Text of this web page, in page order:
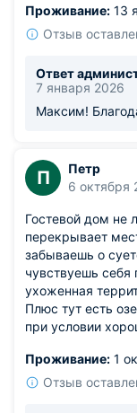
Проживание: 13
Отзыв
Ответ
7 января 2026
Максим!
П
Петр
6 октября
Гостевой дом не
перекрывает
забываешь о
чувствуешь себя
ухоженная
Плюс тут есть
при условии
Проживание: 1
Отзыв